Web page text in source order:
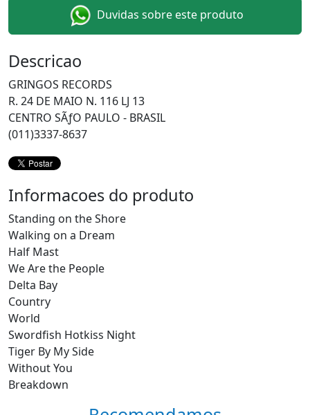
Duvidas sobre este produto
Descricao
GRINGOS RECORDS
R. 24 DE MAIO N. 116 LJ 13
CENTRO SÃƒO PAULO - BRASIL
(011)3337-8637
Informacoes do produto
Standing on the Shore
Walking on a Dream
Half Mast
We Are the People
Delta Bay
Country
World
Swordfish Hotkiss Night
Tiger By My Side
Without You
Breakdown